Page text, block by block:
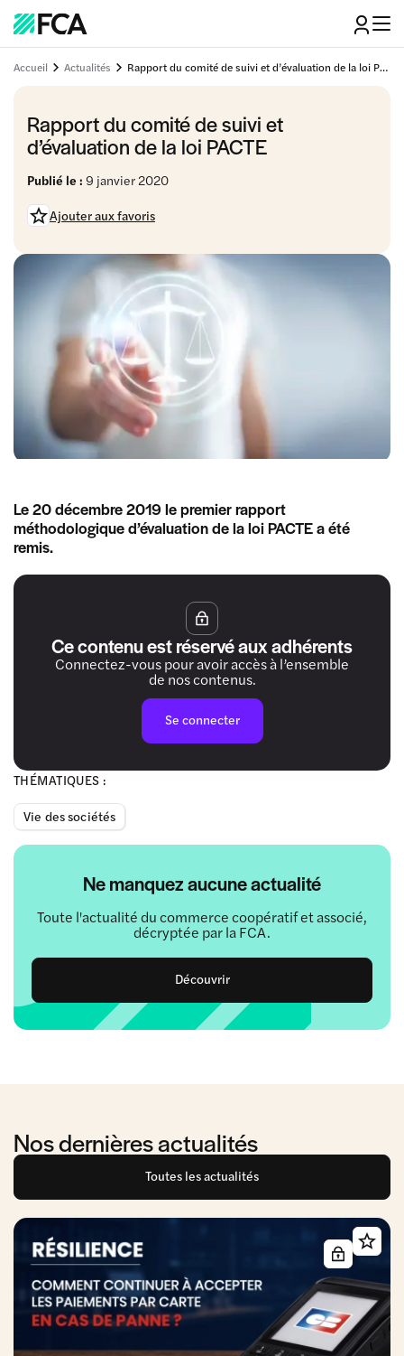
Accueil Actualités Rapport du comité de suivi et d’évaluation de la loi PACTE
Rapport du comité de suivi et
d’évaluation de la loi PACTE
Publié le : 9 janvier 2020
Ajouter aux favoris
THÉMATIQUES :
Vie des sociétés
Ne manquez aucune actualité
Toute l'actualité du commerce coopératif et associé,
décryptée par la FCA.
Découvrir
Le 20 décembre 2019 le premier rapport
méthodologique d’évaluation de la loi PACTE a été
remis.
Ce contenu est réservé aux adhérents
Connectez-vous pour avoir accès à l’ensemble
de nos contenus.
Se connecter
Nos dernières actualités
Toutes les actualités